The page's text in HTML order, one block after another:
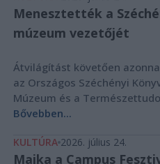
Menesztették a
múzeum vezetőjét
Átvilágítást követően
az Országos Széchényi
Múzeum és a
Bővebben...
KULTÚRA 2026. július 24.
Majka a Campus